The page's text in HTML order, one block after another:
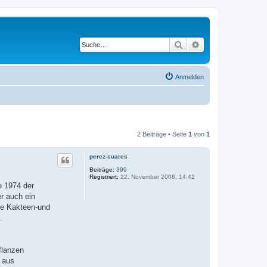
Suche
Anmelden
2 Beiträge • Seite 1 von 1
perez-suares
Beiträge: 399
Registriert: 22. November 2008, 14:42
1974 der
auch ein
Kakteen-und